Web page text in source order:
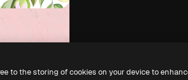
to the storing of cookies on your device to